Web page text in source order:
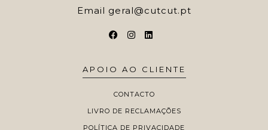
Email geral@cutcut.pt
APOIO AO CLIENTE
CONTACTO
LIVRO DE RECLAMAÇÕES
POLÍTICA DE PRIVACIDADE